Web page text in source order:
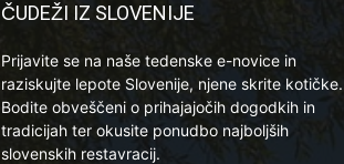
ČUDEŽI IZ SLOVENIJE
Prijavite se na naše tedenske e-novice in
raziskujte lepote Slovenije, njene skrite kotičke.
Bodite obveščeni o prihajajočih dogodkih in
tradicijah ter okusite ponudbo najboljših
slovenskih restavracij.